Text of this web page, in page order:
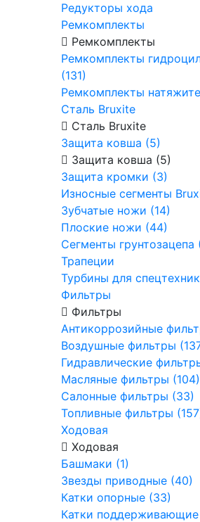
Редукторы хода
Ремкомплекты
Ремкомплекты
Ремкомплекты
(131)
Ремкомплекты
Сталь Bruxite
Сталь Bruxite
Защита ковша (5)
Защита ковша (5)
Защита кромки (3)
Износные сегменты
Зубчатые ножи (14)
Плоские ножи (44)
Сегменты грунтозацепа
Трапеции
Турбины для
Фильтры
Фильтры
Антикоррозийные
Воздушные фильтры
Гидравлические
Масляные фильтры (104)
Салонные фильтры (33)
Топливные фильтры
Ходовая
Ходовая
Башмаки (1)
Звезды приводные (40)
Катки опорные (33)
Катки